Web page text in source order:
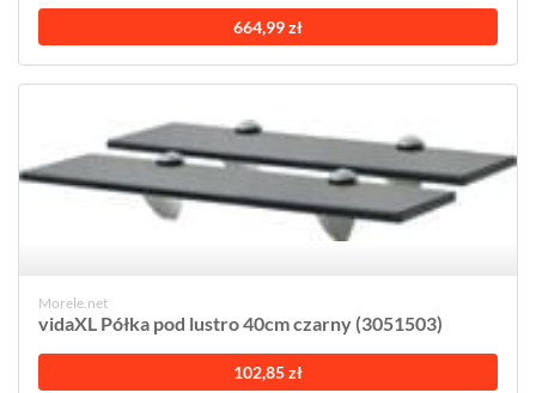
664,99 zł
Morele.net
vidaXL Półka pod lustro 40cm czarny (3051503)
102,85 zł